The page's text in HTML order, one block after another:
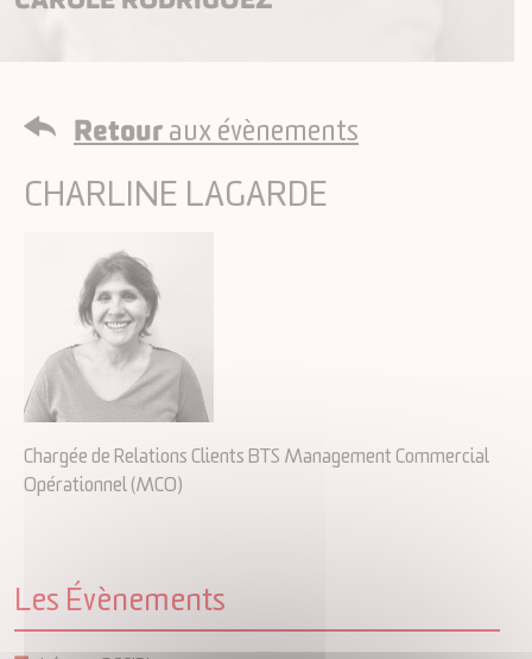
Les Évènements
Retouraux évènements
CHARLINE LAGARDE
Chargée de Relations Clients BTS Management Commercial
Opérationnel (MCO)